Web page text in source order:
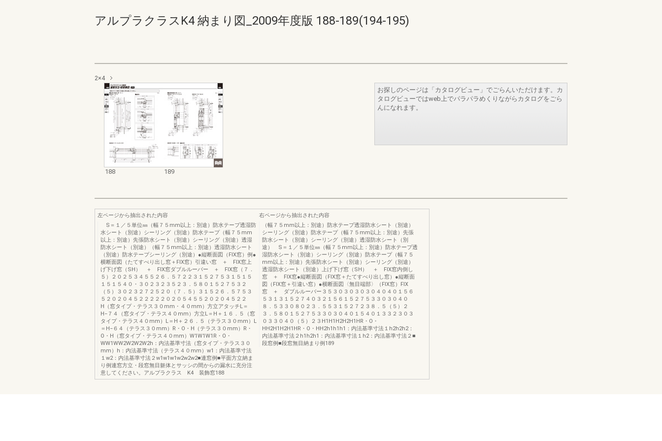
アルプラクラスK4 納まり図_2009年度版 188-189(194-195)
2×4
188 189
お探しのページは「カタログビュー」でごらんいただけます。カ
タログビューではweb上でパラパラめくりながらカタログをごら
んになれます。
左ページから抽出された内容
S＝１／５単位㎜（幅７５mm以上：別途）防水テープ透湿防
水シート（別途）シーリング（別途）防水テープ（幅７５mm
以上：別途）先張防水シート（別途）シーリング（別途）透湿
防水シート（別途）（幅７５mm以上：別途）透湿防水シート
（別途）防水テープシーリング（別途）●縦断面図（FIX窓）例●
横断面図（たてすべり出し窓＋FIX窓）引違い窓 ＋ FIX窓上
げ下げ窓（SH） ＋ FIX窓ダブルルーバー ＋ FIX窓（７．
５）２０２５３４５５２６．５７２２３１５２７５３１５１５
１５１５４０・３０２３２３５２３．５８０１５２７５３２
（５）３０２３２７２５２０（７．５）３１５２６．５７５３
５２０２０４５２２２２２０２０５４５５２０２０４５２２
H（窓タイプ・テラス３０mm・４０mm）方立アタッチL＝
H−７４（窓タイプ・テラス４０mm）方立L＝H＋１６．５（窓
タイプ・テラス４０mm）L＝H＋２６．５（テラス３０mm）L
＝H−６４（テラス３０mm）R・O・H（テラス３０mm）R・
O・H（窓タイプ・テラス４０mm）W1W1W1R・O・
WW1WW2W2W2W2h：内法基準寸法（窓タイプ・テラス３０
mm）h：内法基準寸法（テラス４０mm）w1：内法基準寸法
１w2：内法基準寸法２w1w1w1w2w2w2■連窓例■平面方立納ま
り例連窓方立・段窓無目躯体とサッシの間からの漏水に充分注
意してください。アルプラクラス K4 装飾窓188
右ページから抽出された内容
（幅７５mm以上：別途）防水テープ透湿防水シート（別途）
シーリング（別途）防水テープ（幅７５mm以上：別途）先張
防水シート（別途）シーリング（別途）透湿防水シート（別
途） S＝１／５単位㎜（幅７５mm以上：別途）防水テープ透
湿防水シート（別途）シーリング（別途）防水テープ（幅７５
mm以上：別途）先張防水シート（別途）シーリング（別途）
透湿防水シート（別途）上げ下げ窓（SH） ＋ FIX窓内倒し
窓 ＋ FIX窓●縦断面図（FIX窓＋たてすべり出し窓）●縦断面
図（FIX窓＋引違い窓）●横断面図〈無目端部〉（FIX窓）FIX
窓 ＋ ダブルルーバー３５３０３０３０３０４０４０１５６
５３１３１５２７４０３２１５６１５２７５３３０３０４０
８．５３３０８０２３．５５３１５２７２３８．５（５）２
３．５８０１５２７５３３０３０４０１５４０１３３２３０３
０３３０４０（５）２３H1H1H2H2H1HR・O・
HH2H1H2H1HR・O・HH2h1h1h1：内法基準寸法１h2h2h2：
内法基準寸法２h1h2h1：内法基準寸法１h2：内法基準寸法２■
段窓例■段窓無目納まり例189